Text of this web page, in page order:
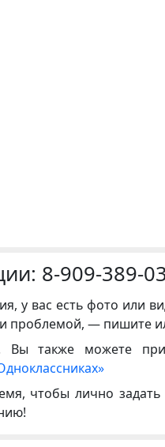
8-909-389-
у вас есть фото или
проблемой, — пишите
Вы также можете
чтобы лично